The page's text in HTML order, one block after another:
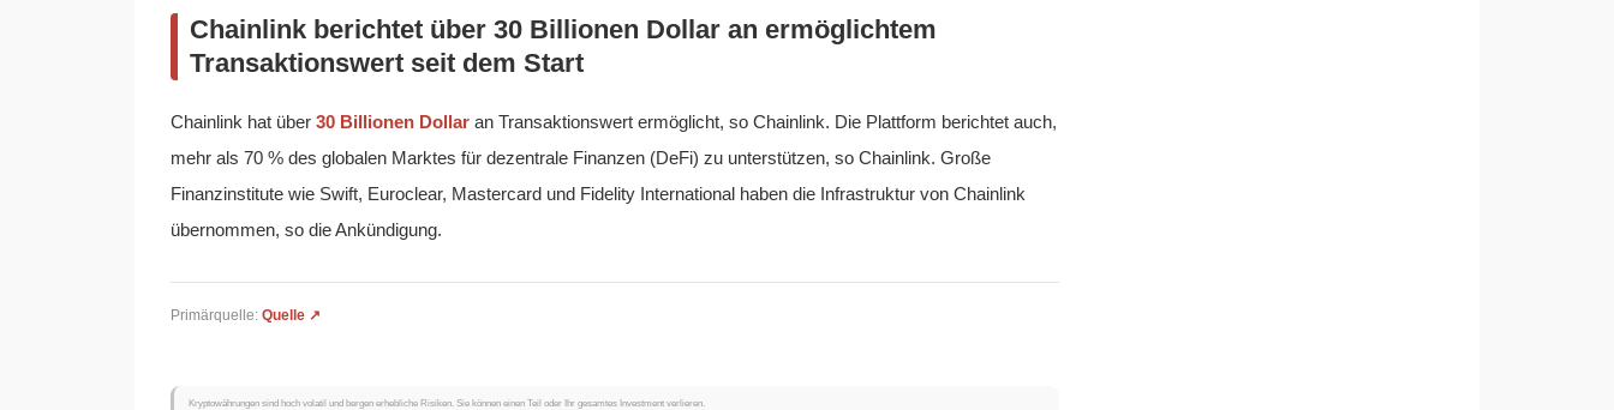
Chainlink berichtet über 30 Billionen Dollar an ermöglichtem
Transaktionswert seit dem Start
Chainlink hat über 30 Billionen Dollar an Transaktionswert ermöglicht, so Chainlink. Die Plattform berichtet auch,
mehr als 70 % des globalen Marktes für dezentrale Finanzen (DeFi) zu unterstützen, so Chainlink. Große
Finanzinstitute wie Swift, Euroclear, Mastercard und Fidelity International haben die Infrastruktur von Chainlink
übernommen, so die Ankündigung.
Primärquelle: Quelle ↗
Kryptowährungen sind hoch volatil und bergen erhebliche Risiken. Sie können einen Teil oder Ihr gesamtes Investment verlieren.